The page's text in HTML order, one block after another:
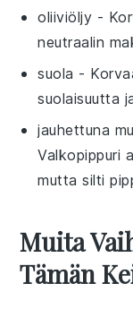
oliiviöljy -
neutraalin
suola -
suolaisuutta
jauhettuna
Valkopippuri
mutta silti
Muita
Tämän